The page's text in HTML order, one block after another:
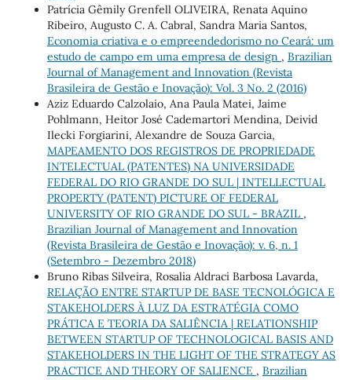
Patrícia Gêmily Grenfell OLIVEIRA, Renata Aquino
Ribeiro, Augusto C. A. Cabral, Sandra Maria Santos,
Economia criativa e o empreendedorismo no Ceará: um
estudo de campo em uma empresa de design , Brazilian
Journal of Management and Innovation (Revista
Brasileira de Gestão e Inovação): Vol. 3 No. 2 (2016)
Aziz Eduardo Calzolaio, Ana Paula Matei, Jaime
Pohlmann, Heitor José Cademartori Mendina, Deivid
Ilecki Forgiarini, Alexandre de Souza Garcia,
MAPEAMENTO DOS REGISTROS DE PROPRIEDADE
INTELECTUAL (PATENTES) NA UNIVERSIDADE
FEDERAL DO RIO GRANDE DO SUL | INTELLECTUAL
PROPERTY (PATENT) PICTURE OF FEDERAL
UNIVERSITY OF RIO GRANDE DO SUL - BRAZIL ,
Brazilian Journal of Management and Innovation
(Revista Brasileira de Gestão e Inovação): v. 6, n. 1
(Setembro - Dezembro 2018)
Bruno Ribas Silveira, Rosalia Aldraci Barbosa Lavarda,
RELAÇÃO ENTRE STARTUP DE BASE TECNOLÓGICA E
STAKEHOLDERS À LUZ DA ESTRATÉGIA COMO
PRÁTICA E TEORIA DA SALIÊNCIA | RELATIONSHIP
BETWEEN STARTUP OF TECHNOLOGICAL BASIS AND
STAKEHOLDERS IN THE LIGHT OF THE STRATEGY AS
PRACTICE AND THEORY OF SALIENCE , Brazilian